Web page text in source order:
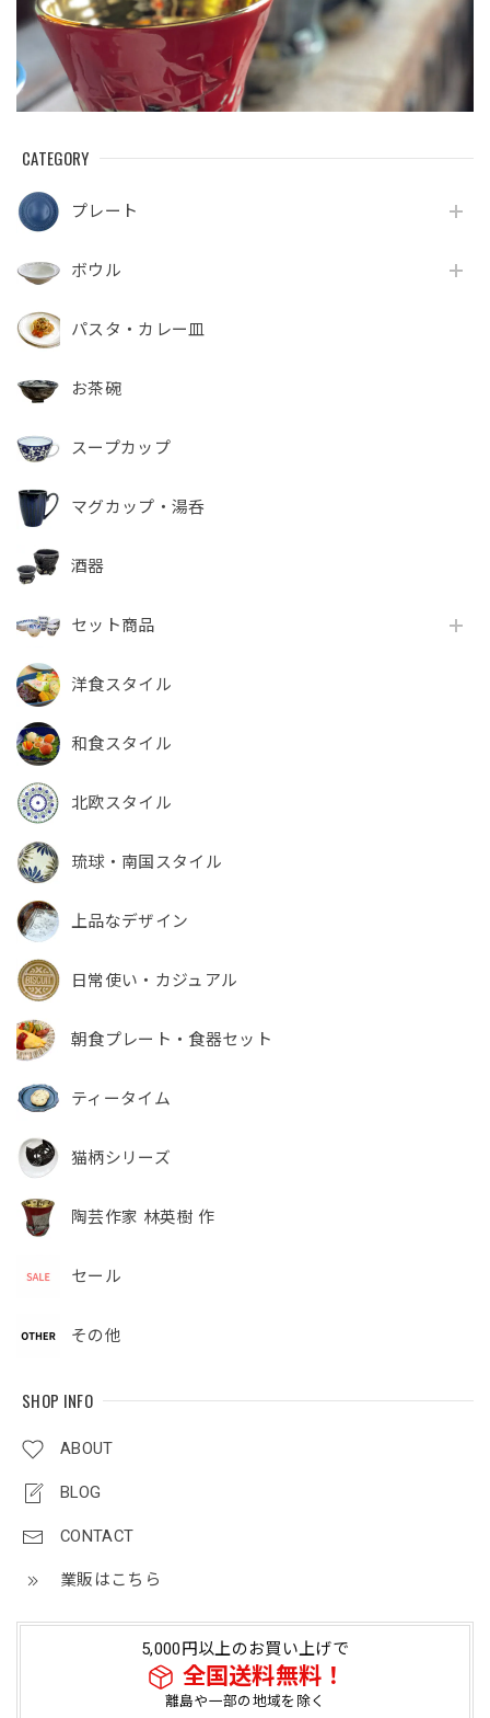
CATEGORY
プレート
ボウル
パスタ・カレー皿
お茶碗
スープカップ
マグカップ・湯呑
酒器
セット商品
洋食スタイル
和食スタイル
北欧スタイル
琉球・南国スタイル
上品なデザイン
日常使い・カジュアル
朝食プレート・食器セット
ティータイム
猫柄シリーズ
陶芸作家 林英樹 作
セール
その他
SHOP INFO
ABOUT
BLOG
CONTACT
業販はこちら
5,000円以上のお買い上げで
全国送料無料！
離島や一部の地域を除く